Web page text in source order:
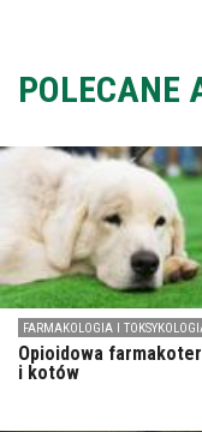
POLECANE
FARMAKOLOGIA I
Opioidowa
i kotów